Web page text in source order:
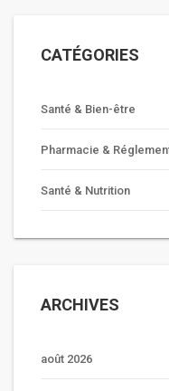
CATÉGORIES
Santé & Bien-être
Pharmacie &
Santé & Nutrition
ARCHIVES
août 2026